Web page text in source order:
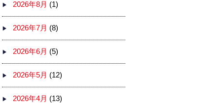
2026年8月 (1)
2026年7月 (8)
2026年6月 (5)
2026年5月 (12)
2026年4月 (13)